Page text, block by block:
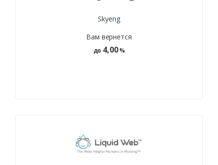
Skyeng
Вам вернется
до 4,00 %